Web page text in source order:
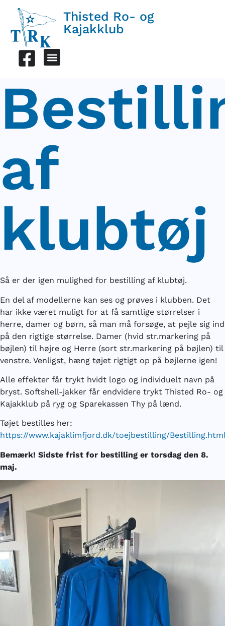
Thisted Ro- og
Kajakklub
af
klubtøj
Så er der igen mulighed for bestilling af klubtøj.
En del af modellerne kan ses og prøves i klubben. Det
har ikke været muligt for at få samtlige størrelser i
herre, damer og børn, så man må forsøge, at pejle sig ind
på den rigtige størrelse. Damer (hvid str.markering på
bøjlen) til højre og Herre (sort str.markering på bøjlen) til
venstre. Venligst, hæng tøjet rigtigt op på bøjlerne igen!
Alle effekter får trykt hvidt logo og individuelt navn på
bryst. Softshell-jakker får endvidere trykt Thisted Ro- og
Kajakklub på ryg og Sparekassen Thy på lænd.
Tøjet bestilles her:
https://www.kajaklimfjord.dk/toejbestilling/
Bemærk! Sidste frist for bestilling er torsdag den 8.
maj.